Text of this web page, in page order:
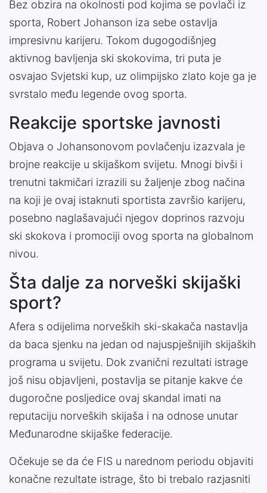
Bez obzira na okolnosti pod kojima se povlači iz
sporta, Robert Johanson iza sebe ostavlja
impresivnu karijeru. Tokom dugogodišnjeg
aktivnog bavljenja ski skokovima, tri puta je
osvajao Svjetski kup, uz olimpijsko zlato koje ga je
svrstalo među legende ovog sporta.
Reakcije sportske javnosti
Objava o Johansonovom povlačenju izazvala je
brojne reakcije u skijaškom svijetu. Mnogi bivši i
trenutni takmičari izrazili su žaljenje zbog načina
na koji je ovaj istaknuti sportista završio karijeru,
posebno naglašavajući njegov doprinos razvoju
ski skokova i promociji ovog sporta na globalnom
nivou.
Šta dalje za norveški skijaški
sport?
Afera s odijelima norveških ski-skakača nastavlja
da baca sjenku na jedan od najuspješnijih skijaških
programa u svijetu. Dok zvanični rezultati istrage
još nisu objavljeni, postavlja se pitanje kakve će
dugoročne posljedice ovaj skandal imati na
reputaciju norveških skijaša i na odnose unutar
Međunarodne skijaške federacije.
Očekuje se da će FIS u narednom periodu objaviti
konačne rezultate istrage, što bi trebalo razjasniti